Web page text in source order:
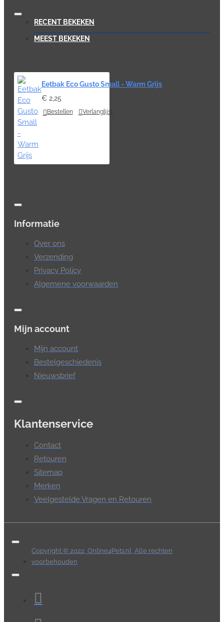
RECENT BEKEKEN
MEEST BEKEKEN
Eetbak Eco Gusto Small - Warm Grijs
€ 2,25
Bestellen Verlanglijst
Informatie
Over ons
Verzending
Privacy Policy
Algemene voorwaarden
Mijn account
Mijn account
Bestelgeschiedenis
Nieuwsbrief
Klantenservice
Contact
Retouren
Sitemap
Merken
Veelgestelde Vragen en Retouren
Copyright © 2022, Online4Pets.nl, Alle rechten
voorbehouden